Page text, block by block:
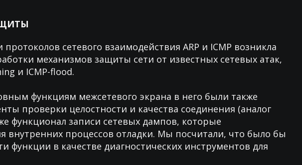
сетевого взаимодействия ARP и ICMP возникла
механизмов защиты сети от известных сетевых атак,
и ICMP-flood.
функциям межсетевого экрана в него были также
проверки целостности и качества соединения (аналог
функционал записи сетевых дампов, которые
внутренних процессов отладки. Мы посчитали, что было бы
функции в качестве диагностических инструментов для